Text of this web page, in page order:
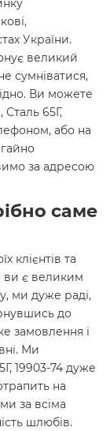
України.
великий
сумніватися,
Ви можете
Сталь 65Г,
або на
за адресою
саме
клієнтів та
ви є великим
ми дуже раді,
до
замовлення і
Ми
19903-74 дуже
на
за всіма
шлюбів.